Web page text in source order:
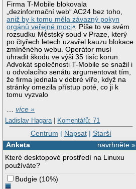
Firma T-Mobile blokovala
„dezinformační web“ AC24 bez toho,
aniž by k tomu měla závazný pokyn
orgánů veřejné moci . Píše to ve svém
rozsudku Městský soud v Praze, který
po čtyřech letech uzavřel kauzu blokace
zmíněného webu. Operátor musí
uhradit škodu ve výši 35 tisíc korun.
Advokát společnosti T-Mobile se snažil i
u odvolacího senátu argumentovat tím,
že firma jednala v dobré víře, když na
stránky omezila přístup poté, co ji k
tomu vyzvalo
…více »
Ladislav Hagara | Komentářů: 71
Centrum | Napsat| Starší
navrhněte »
Anketa
Které desktopové prostředí na Linuxu
používáte?
Budgie (10%)